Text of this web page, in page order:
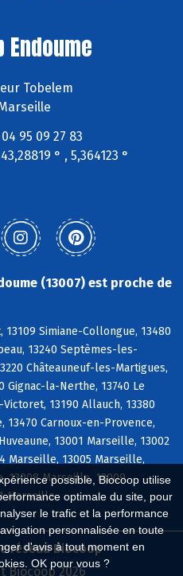
possible, Biocoop utilise
optimale du site, pour
le trafic et la performance
personnalisée en toute
d'avis à tout moment en
OK pour vous ?
Endoume
Tobelem
95 09 27 83
° , 5,364123 °
(13007) est proche de
13109 Simiane-Collongue, 13480
13240 Septèmes-les-
Châteauneuf-les-Martigues,
Gignac-la-Nerthe, 13740 Le
Victoret, 13190 Allauch, 13380
13470 Carnoux-en-Provence,
13001 Marseille, 13002
Marseille, 13005 Marseille,
13008 Marseille, 13009
Marseille
réseau Biocoop
Biocoop 2026